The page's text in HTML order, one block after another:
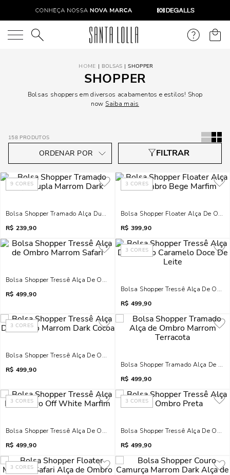
O que você está procurando?
BOLSAS SHOPPER
SHOPPER
Bolsas shoppers em diversos acabamentos e estilos! Shop
now Saiba mais
158 PRODUTOS
9 CORES
Bolsa Shopper Tramado Alça Dupla Marrom Dark
R$ 239,90
3 CORES
Bolsa Shopper Floater Alça De
R$ 399,90
Bolsa Shopper Tressê Alça De Ombro Marrom Safari
R$ 499,90
3 CORES
Bolsa Shopper Tressê Alça De
R$ 499,90
3 CORES
Bolsa Shopper Tressê Alça De Ombro Marrom Dark Cocoa
R$ 499,90
Bolsa Shopper Tramado Alça De
R$ 499,90
3 CORES
Bolsa Shopper Tressê Alça De Ombro Off White Marfim
R$ 499,90
3 CORES
Bolsa Shopper Tressê Alça De
R$ 499,90
3 CORES